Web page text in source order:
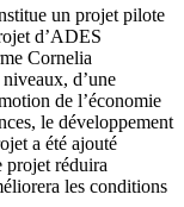
un projet pilote
d’ADES
Cornelia
d’une
de l’économie
le développement
a été ajouté
projet réduira
les conditions